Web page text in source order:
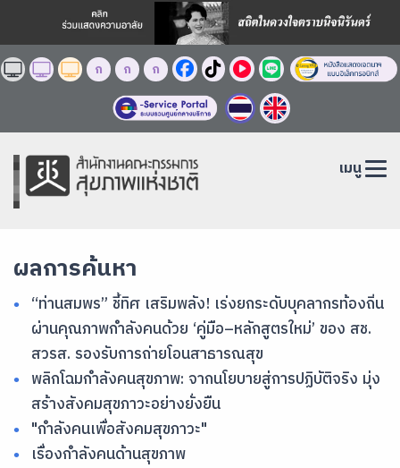
ก ก ก
เมนู
ผลการค้นหา
“ท่านสมพร” ชี้ทิศ เสริมพลัง! เร่งยกระดับบุคลากรท้องถิ่น
ผ่านคุณภาพกำลังคนด้วย ‘คู่มือ–หลักสูตรใหม่’ ของ สช.
สวรส. รองรับการถ่ายโอนสาธารณสุข
พลิกโฉมกำลังคนสุขภาพ: จากนโยบายสู่การปฏิบัติจริง มุ่ง
สร้างสังคมสุขภาวะอย่างยั่งยืน
"กำลังคนเพื่อสังคมสุขภาวะ"
เรื่องกำลังคนด้านสุขภาพ